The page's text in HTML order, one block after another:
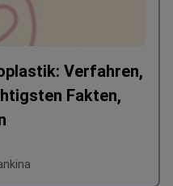
Verfahren,
Fakten,